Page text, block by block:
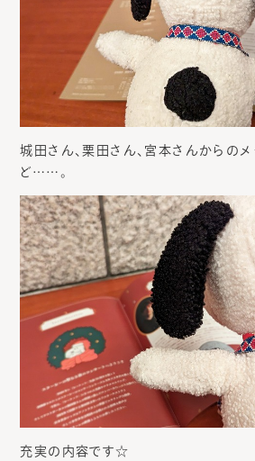
城田さん、栗田さん、宮本さんからの
ど……。
充実の内容です☆